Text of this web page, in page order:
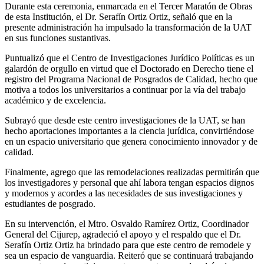
Durante esta ceremonia, enmarcada en el Tercer Maratón de Obras
de esta Institución, el Dr. Serafín Ortiz Ortiz, señaló que en la
presente administración ha impulsado la transformación de la UAT
en sus funciones sustantivas.
Puntualizó que el Centro de Investigaciones Jurídico Políticas es un
galardón de orgullo en virtud que el Doctorado en Derecho tiene el
registro del Programa Nacional de Posgrados de Calidad, hecho que
motiva a todos los universitarios a continuar por la vía del trabajo
académico y de excelencia.
Subrayó que desde este centro investigaciones de la UAT, se han
hecho aportaciones importantes a la ciencia jurídica, convirtiéndose
en un espacio universitario que genera conocimiento innovador y de
calidad.
Finalmente, agrego que las remodelaciones realizadas permitirán que
los investigadores y personal que ahí labora tengan espacios dignos
y modernos y acordes a las necesidades de sus investigaciones y
estudiantes de posgrado.
En su intervención, el Mtro. Osvaldo Ramírez Ortiz, Coordinador
General del Cijurep, agradeció el apoyo y el respaldo que el Dr.
Serafín Ortiz Ortiz ha brindado para que este centro de remodele y
sea un espacio de vanguardia. Reiteró que se continuará trabajando